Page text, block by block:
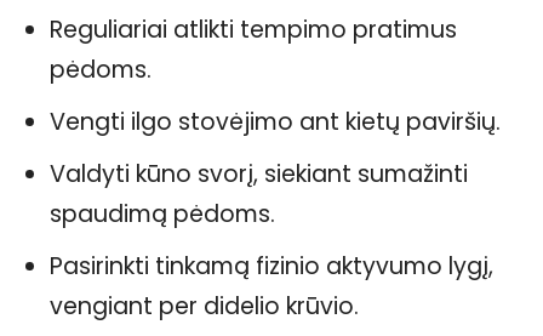
Reguliariai atlikti tempimo pratimus
pėdoms.
Vengti ilgo stovėjimo ant kietų paviršių.
Valdyti kūno svorį, siekiant sumažinti
spaudimą pėdoms.
Pasirinkti tinkamą fizinio aktyvumo lygį,
vengiant per didelio krūvio.